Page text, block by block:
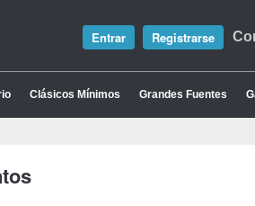
Entrar Registrarse
Clásicos Mínimos Grandes Fuentes